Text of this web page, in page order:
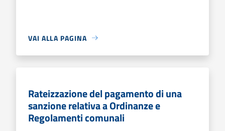
VAI ALLA PAGINA
Rateizzazione del pagamento di una
sanzione relativa a Ordinanze e
Regolamenti comunali